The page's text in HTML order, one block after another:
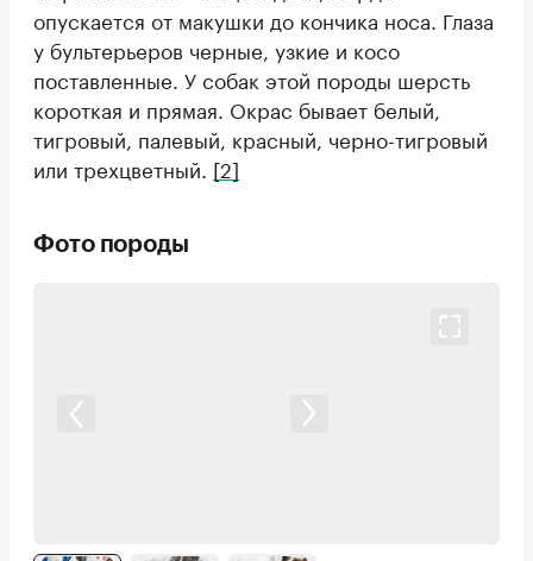
опускается от макушки до кончика носа. Глаза
у бультерьеров черные, узкие и косо
поставленные. У собак этой породы шерсть
короткая и прямая. Окрас бывает белый,
тигровый, палевый, красный, черно-тигровый
или трехцветный. [2]
Фото породы